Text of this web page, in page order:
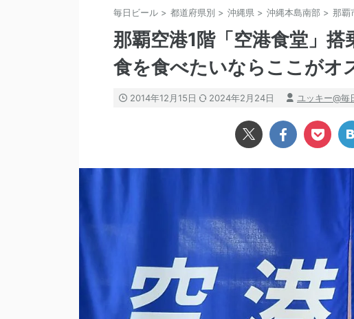
毎日ビール > 都道府県別 > 沖縄県 > 沖縄本島南部 > 那覇
那覇空港1階「空港食堂」
食を食べたいならここがオ
2014年12月15日 2024年2月24日 ユッキー@毎